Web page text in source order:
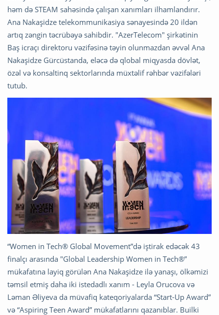
həm də STEAM sahəsində çalışan xanımları ilhamlandırır.
Ana Nakaşidze telekommunikasiya sənayesində 20 ildən
artıq zəngin təcrübəyə sahibdir. "AzerTelecom" şirkətinin
Baş icraçı direktoru vəzifəsinə təyin olunmazdan əvvəl Ana
Nakaşidze Gürcüstanda, eləcə də qlobal miqyasda dövlət,
özəl və konsaltinq sektorlarında müxtəlif rəhbər vəzifələri
tutub.
“Women in Tech® Global Movement”də iştirak edəcək 43
finalçı arasında "Global Leadership Women in Tech®”
mükafatına layiq görülən Ana Nakaşidze ilə yanaşı, ölkəmizi
təmsil etmiş daha iki istedadlı xanım - Leyla Orucova və
Ləman Əliyeva da müvafiq kateqoriyalarda “Start-Up Award”
və “Aspiring Teen Award” mükafatlarını qazanıblar. Builki